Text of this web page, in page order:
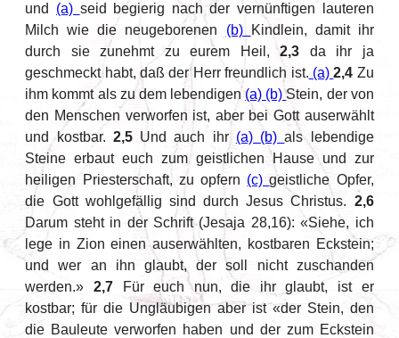
und (a) seid begierig nach der vernünftigen lauteren
Milch wie die neugeborenen (b)
Kindlein, damit ihr
durch sie zunehmt zu eurem Heil,2,3 da ihr ja
geschmeckt habt, daß der Herr freundlich ist. (a)2,4 Zu
ihm kommt als zu dem lebendigen (a) (b)Stein, der von
den Menschen verworfen ist, aber bei Gott auserwählt
und kostbar. 2,5Und auch ihr (a) (b)als lebendige
Steine erbaut euch zum geistlichen Hause und zur
heiligen Priesterschaft, zu opfern (c)geistliche Opfer,
die Gott wohlgefällig sind durch Jesus Christus. 2,6
Darum steht in der Schrift (Jesaja 28,16): «Siehe, ich
lege in Zion einen auserwählten, kostbaren Eckstein;
und wer an ihn glaubt, der soll nicht zuschanden
werden.» 2,7Für euch nun, die ihr glaubt, ist er
kostbar; für die Ungläubigen aber ist «der Stein, den
die Bauleute verworfen haben und der zum Eckstein